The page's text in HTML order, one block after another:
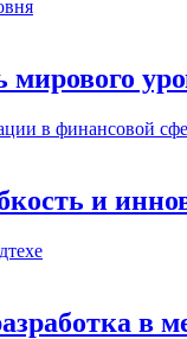
мирового
и
в